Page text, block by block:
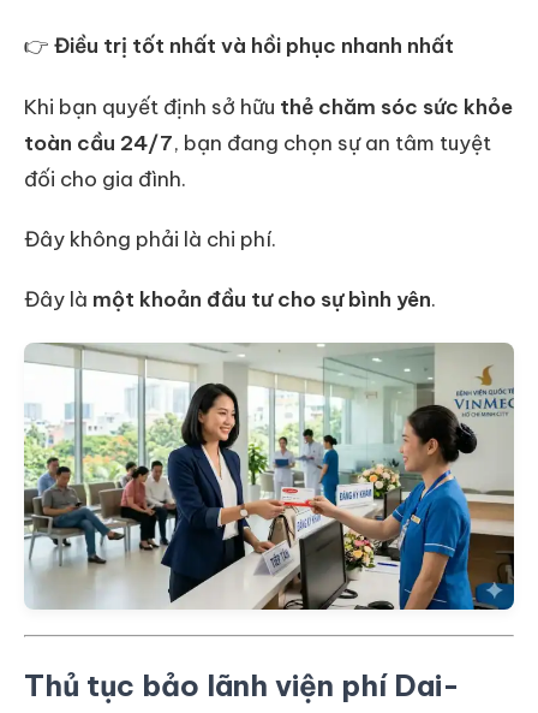
👉 Điều trị tốt nhất và hồi phục nhanh nhất
Khi bạn quyết định sở hữu thẻ chăm sóc sức khỏe
toàn cầu 24/7, bạn đang chọn sự an tâm tuyệt
đối cho gia đình.
Đây không phải là chi phí.
Đây là một khoản đầu tư cho sự bình yên.
Thủ tục bảo lãnh viện phí Dai-